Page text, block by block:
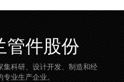
管件股份
集科研、设计开发、制造和经
业生产企业。